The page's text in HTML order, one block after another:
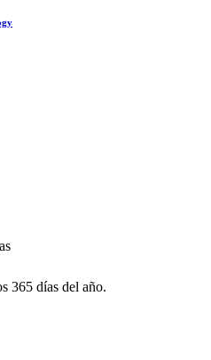
365 días del año.